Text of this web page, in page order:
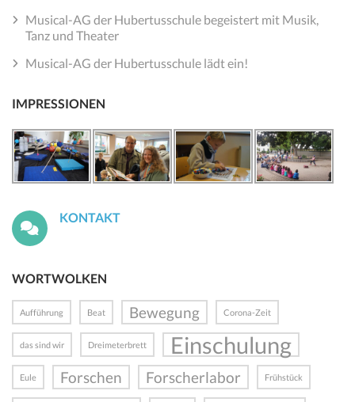
Musical-AG der Hubertusschule begeistert mit Musik,
Tanz und Theater
Musical-AG der Hubertusschule lädt ein!
IMPRESSIONEN
KONTAKT
WORTWOLKEN
Aufführung Beat Bewegung Corona-Zeit
das sind wir Dreimeterbrett Einschulung
Eule Forschen Forscherlabor Frühstück